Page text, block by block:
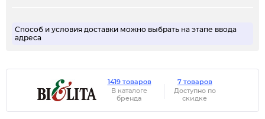
Способ и условия доставки можно выбрать на этапе ввода
адреса
1419 товаров
В каталоге
бренда
7 товаров
Доступно по
скидке